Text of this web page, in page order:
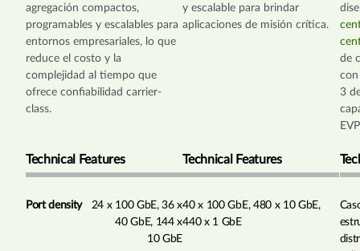
agregación compactos,
programables y escalables para
entornos empresariales, lo que
reduce el costo y la
complejidad al tiempo que
ofrece confiabilidad carrier-
class.
Technical Features
Port density
24 x 100 GbE, 36 x
40 GbE, 144 x
10 GbE
y escalable para brindar
aplicaciones de misión crítica.
Technical Features
40 x 100 GbE, 480 x 10 GbE,
440 x 1 GbE
de
con
3